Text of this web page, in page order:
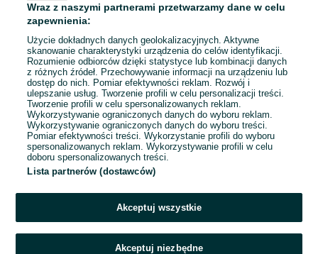
LUB
E-mail
Hasło
Zaloguj się
Wraz z naszymi partnerami przetwarzamy dane w celu
zapewnienia:
Użycie dokładnych danych geolokalizacyjnych. Aktywne
skanowanie charakterystyki urządzenia do celów identyfikacji.
Rozumienie odbiorców dzięki statystyce lub kombinacji danych
z różnych źródeł. Przechowywanie informacji na urządzeniu lub
dostęp do nich. Pomiar efektywności reklam. Rozwój i
ulepszanie usług. Tworzenie profili w celu personalizacji treści.
Tworzenie profili w celu spersonalizowanych reklam.
Wykorzystywanie ograniczonych danych do wyboru reklam.
Wykorzystywanie ograniczonych danych do wyboru treści.
Pomiar efektywności treści. Wykorzystanie profili do wyboru
spersonalizowanych reklam. Wykorzystywanie profili w celu
doboru spersonalizowanych treści.
Lista partnerów (dostawców)
Akceptuj wszystkie
Akceptuj niezbędne